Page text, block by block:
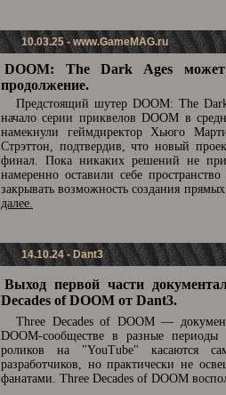
10.03.25 -www.GameMAG.ru
DOOM: The Dark Ages может
продолжение.
Предстоящий шутер DOOM: The
начало серии приквелов DOOM в
намекнули геймдиректор Хьюго
Стрэттон, подтвердив, что новый
финал. Пока никаких решений не
намеренно оставили себе
закрывать возможность создания
далее.
14.10.24 - Dant3
Выход первой части
Decades of DOOM от Dant3.
Three Decades of DOOM —
DOOM-сообществе в разные периоды
роликов на "YouTube" касаются
разработчиков, но практически не
фанатами. Three Decades of DOOM